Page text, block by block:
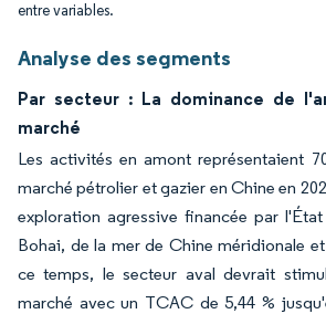
entre variables.
Analyse des segments
Par secteur : La dominance de
marché
Les activités en amont représentaient
marché pétrolier et gazier en Chine en
exploration agressive financée par
Bohai, de la mer de Chine méridionale
ce temps, le secteur aval devrait
marché avec un TCAC de 5,44 %